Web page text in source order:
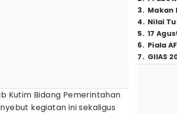
Kutim Bidang Pemerintahan
kegiatan ini sekaligus
3. Makan
4. Nilai
5. 17
6. Piala
7. GIIAS